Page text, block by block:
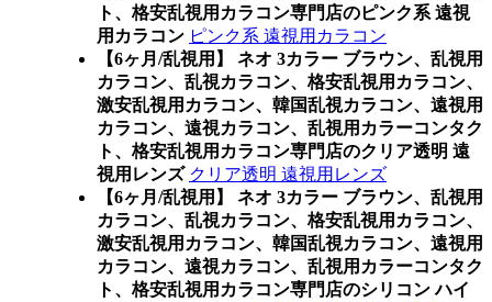
ト、格安乱視用カラコン専門店のピンク系 遠視
用カラコン ピンク系 遠視用カラコン
【6ヶ月/乱視用】 ネオ 3カラー ブラウン、乱視用
カラコン、乱視カラコン、格安乱視用カラコン、
激安乱視用カラコン、韓国乱視カラコン、遠視用
カラコン、遠視カラコン、乱視用カラーコンタク
ト、格安乱視用カラコン専門店のクリア透明 遠
視用レンズ クリア透明 遠視用レンズ
【6ヶ月/乱視用】 ネオ 3カラー ブラウン、乱視用
カラコン、乱視カラコン、格安乱視用カラコン、
激安乱視用カラコン、韓国乱視カラコン、遠視用
カラコン、遠視カラコン、乱視用カラーコンタク
ト、格安乱視用カラコン専門店のシリコン ハイ